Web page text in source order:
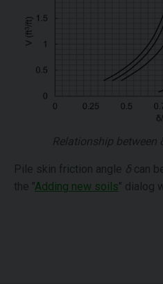
Relationship between
Pile skin friction angle δ can
the "Adding new soils" dialog